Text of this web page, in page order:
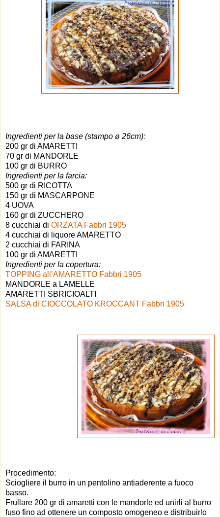
Ingredienti per la base (stampo ø 26cm):
200 gr di AMARETTI
70 gr di MANDORLE
100 gr di BURRO
Ingredienti per la farcia:
500 gr di RICOTTA
150 gr di MASCARPONE
4 UOVA
160 gr di ZUCCHERO
8 cucchiai di ORZATA Fabbri 1905
4 cucchiai di liquore AMARETTO
2 cucchiai di FARINA
100 gr di AMARETTI
Ingredienti per la copertura:
TOPPING all’AMARETTO Fabbri 1905
MANDORLE a LAMELLE
AMARETTI SBRICIOALTI
SALSA di CIOCCOLATO KROCCANT Fabbri 1905
Procedimento:
Sciogliere il burro in un pentolino antiaderente a fuoco
basso.
Frullare 200 gr di amaretti con le mandorle ed unirli al burro
fuso fino ad ottenere un composto omogeneo e distribuirlo